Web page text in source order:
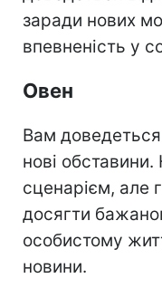
заради нових
впевненість у
Овен
Вам
нові обставини.
сценарієм, але
досягти
особистому
новини.